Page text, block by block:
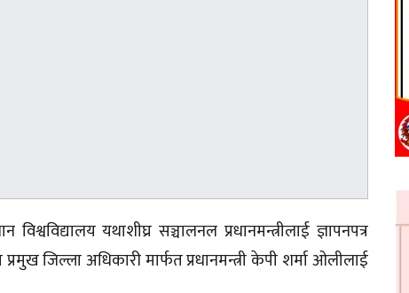
विश्वविद्यालय यथाशीघ्रसञ्चालनल प्रधानमन्त्रीलाई ज्ञापनपत्र
जिल्ला अधिकारी मार्फत प्रधानमन्त्री केपी शर्मा ओलीलाई